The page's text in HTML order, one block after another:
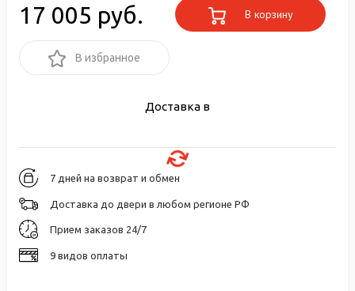
17 005 руб. В корзину
В избранное
Доставка в
7 дней на возврат и обмен
Доставка до двери в любом регионе РФ
Прием заказов 24/7
9 видов оплаты